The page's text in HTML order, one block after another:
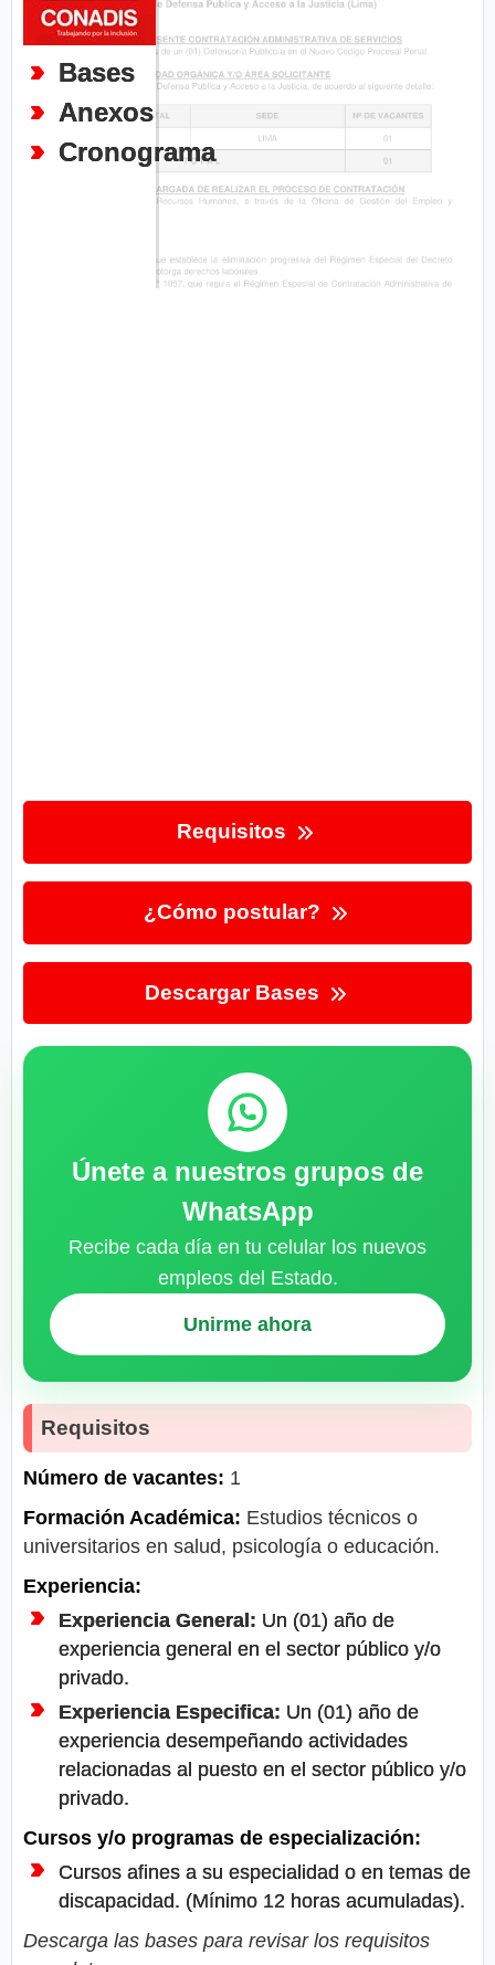
Bases
Anexos
Cronograma
Requisitos
¿Cómo postular?
Descargar Bases
Únete a nuestros grupos de
WhatsApp
Recibe cada día en tu celular los nuevos
empleos del Estado.
Unirme ahora
Requisitos
Número de vacantes: 1
Formación Académica: Estudios técnicos o
universitarios en salud, psicología o educación.
Experiencia:
Experiencia General: Un (01) año de
experiencia general en el sector público y/o
privado.
Experiencia Especifica: Un (01) año de
experiencia desempeñando actividades
relacionadas al puesto en el sector público y/o
privado.
Cursos y/o programas de especialización:
Cursos afines a su especialidad o en temas de
discapacidad. (Mínimo 12 horas acumuladas).
Descarga las bases para revisar los requisitos